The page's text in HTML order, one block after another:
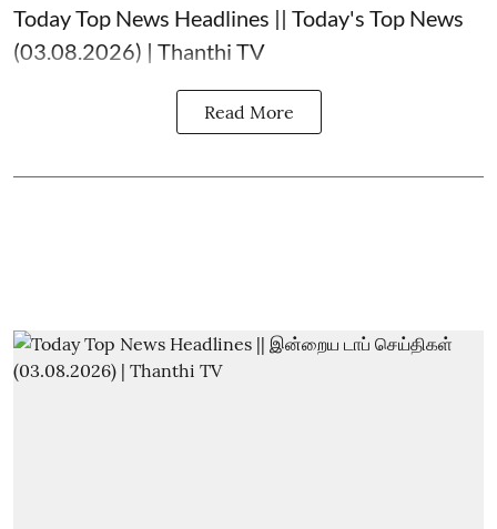
Today Top News Headlines || Today's Top News
(03.08.2026) | Thanthi TV
Read More